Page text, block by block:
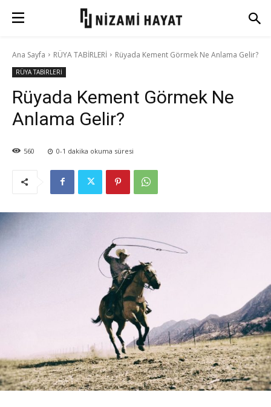
Ana Sayfa RÜYA TABİRLERİ Rüyada Kement Görmek Ne Anlama Gelir?
RÜYA TABİRLERİ
Rüyada Kement Görmek Ne
Anlama Gelir?
560 0-1 dakika okuma süresi